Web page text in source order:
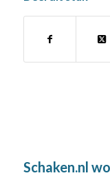
Schaken.nl